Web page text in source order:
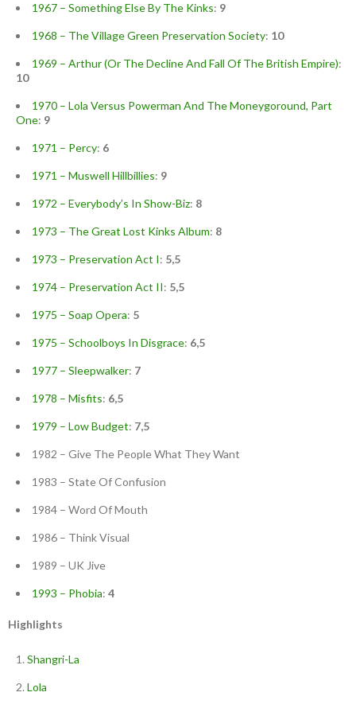
1967 – Something Else By The Kinks: 9
1968 – The Village Green Preservation Society: 10
1969 – Arthur (Or The Decline And Fall Of The British Empire):
10
1970 – Lola Versus Powerman And The Moneygoround, Part
One: 9
1971 – Percy: 6
1971 – Muswell Hillbillies: 9
1972 – Everybody’s In Show-Biz: 8
1973 – The Great Lost Kinks Album: 8
1973 – Preservation Act I: 5,5
1974 – Preservation Act II: 5,5
1975 – Soap Opera: 5
1975 – Schoolboys In Disgrace: 6,5
1977 – Sleepwalker: 7
1978 – Misfits: 6,5
1979 – Low Budget: 7,5
1982 – Give The People What They Want
1983 – State Of Confusion
1984 – Word Of Mouth
1986 – Think Visual
1989 – UK Jive
1993 – Phobia: 4
Highlights
Shangri-La
Lola